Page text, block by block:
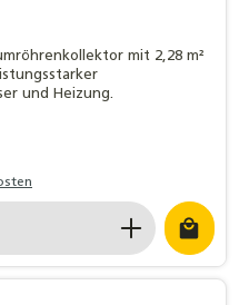
mit 2,28 m²
und Heizung.
gewünschten Wert